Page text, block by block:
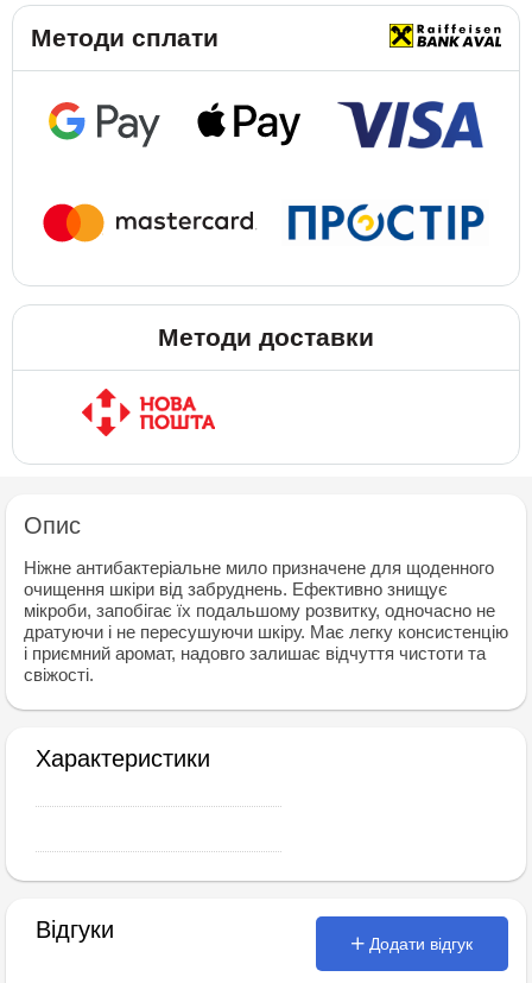
Методи сплати
Методи доставки
Опис
Ніжне антибактеріальне мило призначене для щоденного
очищення шкіри від забруднень. Ефективно знищує
мікроби, запобігає їх подальшому розвитку, одночасно не
дратуючи і не пересушуючи шкіру. Має легку консистенцію
і приємний аромат, надовго залишає відчуття чистоти та
свіжості.
Характеристики
Відгуки
Додати відгук